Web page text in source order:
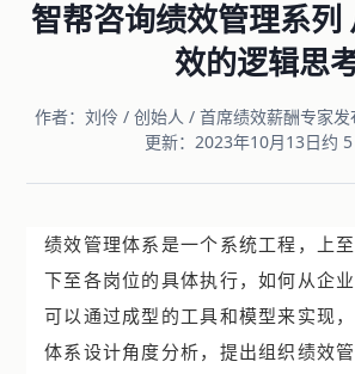
组织绩效
共享HRD
案例中心
智帮咨询绩效管理系列
效的逻辑思
作者：刘伶 / 创始人 / 首席绩效薪酬专家发
更新：2023年10月13日约
绩效管理体系是一个系统工程，上至
下至各岗位的具体执行，如何从企业
可以通过成型的工具和模型来实现
体系设计角度分析，提出组织绩效